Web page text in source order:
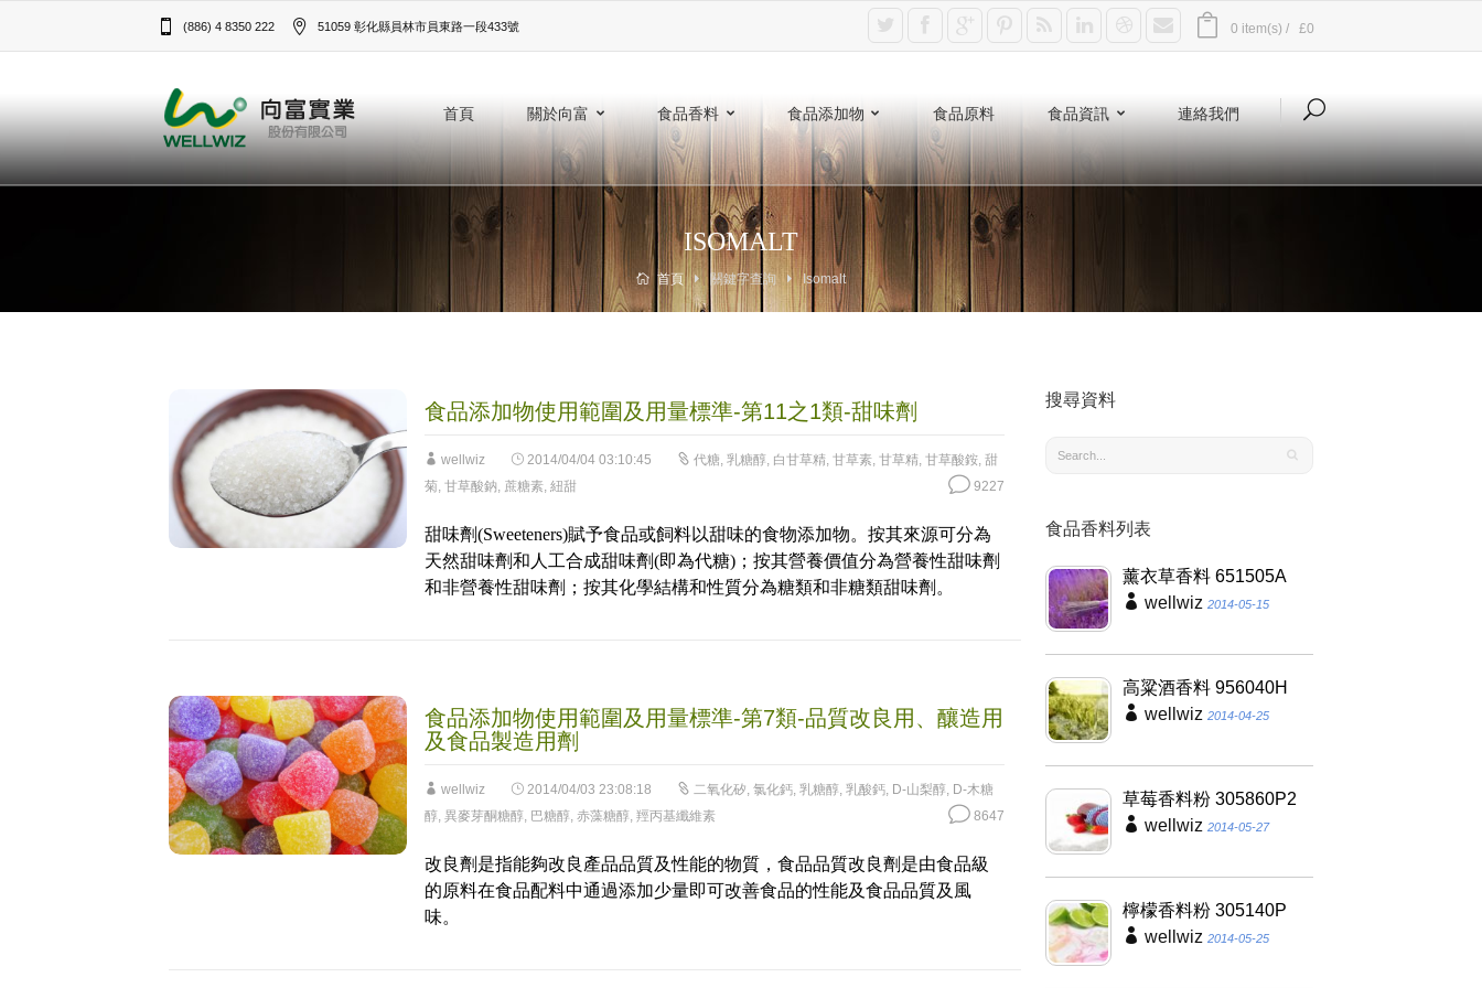
(886) 4 8350 222 51059 彰化縣員林市員東路一段433號‎ 0 item(s) / £0
首頁 關於向富 食品香料 食品添加物 食品原料 食品資訊 連絡我們
ISOMALT
首頁 關鍵字查詢 Isomalt
食品添加物使用範圍及用量標準-第11之1類-甜味劑
wellwiz 2014/04/04 03:10:45 代糖, 乳糖醇, 白甘草精, 甘草素, 甘草精, 甘草酸銨, 甜
菊, 甘草酸鈉, 蔗糖素, 紐甜 9227
甜味劑(Sweeteners)賦予食品或飼料以甜味的食物添加物。按其來源可分為
天然甜味劑和人工合成甜味劑(即為代糖)；按其營養價值分為營養性甜味劑
和非營養性甜味劑；按其化學結構和性質分為糖類和非糖類甜味劑。
食品添加物使用範圍及用量標準-第7類-品質改良用、釀造用
及食品製造用劑
wellwiz 2014/04/03 23:08:18 二氧化矽, 氯化鈣, 乳糖醇, 乳酸鈣, D-山梨醇, D-木糖
醇, 異麥芽酮糖醇, 巴糖醇, 赤藻糖醇, 羥丙基纖維素 8647
改良劑是指能夠改良產品品質及性能的物質，食品品質改良劑是由食品級
的原料在食品配料中通過添加少量即可改善食品的性能及食品品質及風
味。
搜尋資料
食品香料列表
薰衣草香料 651505A
wellwiz 2014-05-15
高粱酒香料 956040H
wellwiz 2014-04-25
草莓香料粉 305860P2
wellwiz 2014-05-27
檸檬香料粉 305140P
wellwiz 2014-05-25